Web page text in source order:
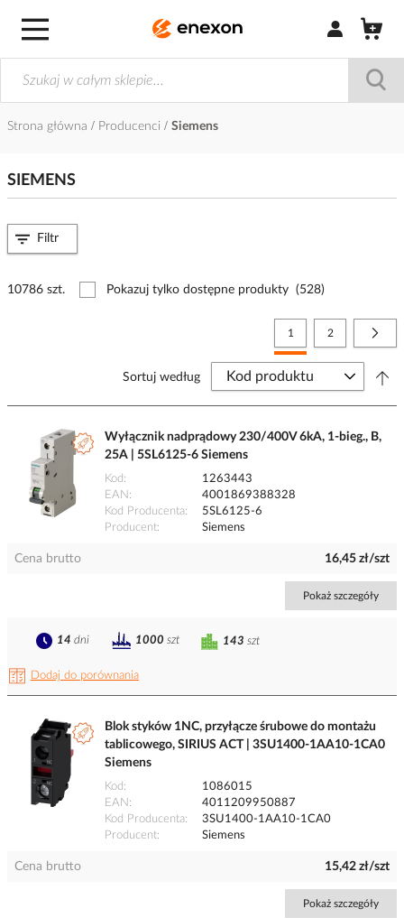
Zaloguj się /
Strona główna Producenci Siemens
SIEMENS
10786 szt. Pokazuj tylko dostępne produkty (528)
Strona
Aktualnie czytasz stronę
1 Strona
2
Sortuj według
Wyłącznik nadprądowy 230/400V 6kA, 1-bieg., B,
25A | 5SL6125-6 Siemens
Kod
1263443
EAN
4001869388328
Kod Producenta
5SL6125-6
Producent
Siemens
Cena brutto 16,45 zł/szt
Pokaż szczegóły
Dodaj do porównania
143 szt
14 dni 1000 szt
Blok styków 1NC, przyłącze śrubowe do montażu
tablicowego, SIRIUS ACT | 3SU1400-1AA10-1CA0
Siemens
Kod
1086015
EAN
4011209950887
Kod Producenta
3SU1400-1AA10-1CA0
Producent
Siemens
Cena brutto 15,42 zł/szt
Pokaż szczegóły
Filtr